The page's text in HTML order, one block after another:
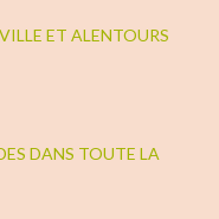
ET ALENTOURS
DANS TOUTE LA